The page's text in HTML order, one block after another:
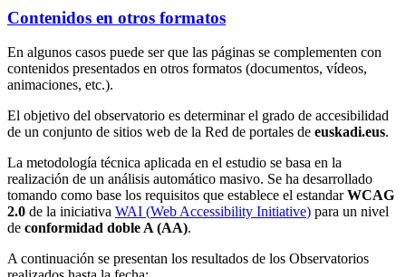
Contenidos en otros formatos
En algunos casos puede ser que las páginas se complementen con
contenidos presentados en otros formatos (documentos, vídeos,
animaciones, etc.).
El objetivo del observatorio es determinar el grado de accesibilidad
de un conjunto de sitios web de la Red de portales de euskadi.eus.
La metodología técnica aplicada en el estudio se basa en la
realización de un análisis automático masivo. Se ha desarrollado
tomando como base los requisitos que establece el estandarWCAG
2.0 de la iniciativa WAI (Web Accessibility Initiative) para un nivel
de conformidad doble A (AA).
A continuación se presentan los resultados de los Observatorios